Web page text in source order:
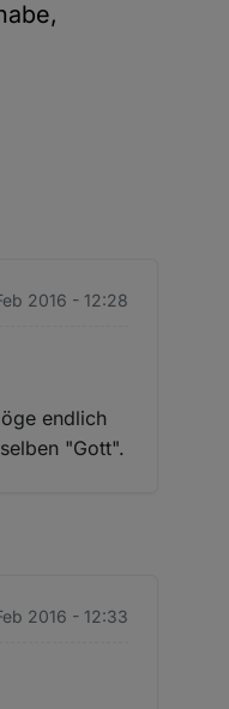
2016 - 12:28
endlich
"Gott".
2016 - 12:33